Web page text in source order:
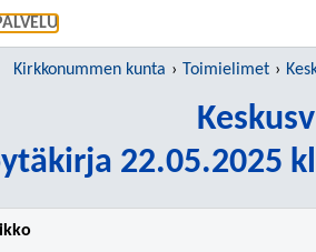
Kirkkonummen kunta Toimielimet
22.05.2025